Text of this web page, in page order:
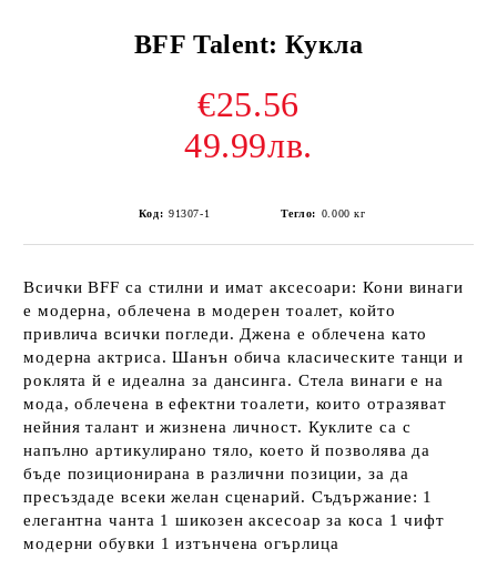
BFF Talent: Кукла
€25.56
49.99лв.
Код: 91307-1 Тегло: 0.000 кг
Всички BFF са стилни и имат аксесоари: Кони винаги
е модерна, облечена в модерен тоалет, който
привлича всички погледи. Джена е облечена като
модерна актриса. Шанън обича класическите танци и
роклята й е идеална за дансинга. Стела винаги е на
мода, облечена в ефектни тоалети, които отразяват
нейния талант и жизнена личност. Куклите са с
напълно артикулирано тяло, което й позволява да
бъде позиционирана в различни позиции, за да
пресъздаде всеки желан сценарий. Съдържание: 1
елегантна чанта 1 шикозен аксесоар за коса 1 чифт
модерни обувки 1 изтънчена огърлица